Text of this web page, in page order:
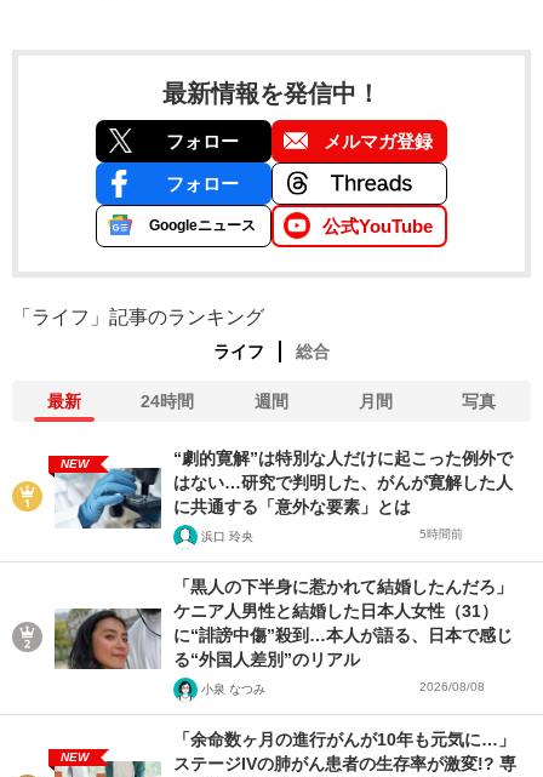
最新情報を発信中！
フォロー メルマガ登録
フォロー
Googleニュース 公式YouTube
「ライフ」記事のランキング
ライフ 総合
最新 24時間 週間 月間 写真
NEW
“劇的寛解”は特別な人だけに起こった例外で
はない…研究で判明した、がんが寛解した人
に共通する「意外な要素」とは
浜口 玲央 5時間前
「黒人の下半身に惹かれて結婚したんだろ」
ケニア人男性と結婚した日本人女性（31）
に“誹謗中傷”殺到…本人が語る、日本で感じ
る“外国人差別”のリアル
小泉 なつみ 2026/08/08
NEW
「余命数ヶ月の進行がんが10年も元気に…」
ステージIVの肺がん患者の生存率が激変!? 専